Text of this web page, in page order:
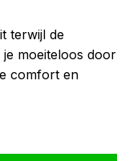
terwijl de
moeiteloos door
comfort en